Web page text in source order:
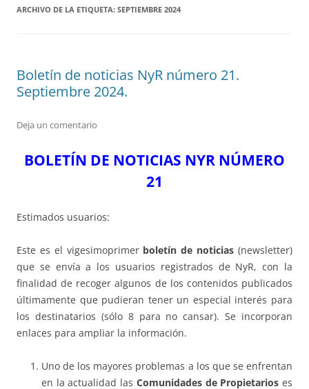
ARCHIVO DE LA ETIQUETA: SEPTIEMBRE 2024
Boletín de noticias NyR número 21.
Septiembre 2024.
Deja un comentario
BOLETÍN DE NOTICIAS NYR NÚMERO
21
Estimados usuarios:
Este es el vigesimoprimer boletín de noticias (newsletter)
que se envía a los usuarios registrados de NyR, con la
finalidad de recoger algunos de los contenidos publicados
últimamente que pudieran tener un especial interés para
los destinatarios (sólo 8 para no cansar). Se incorporan
enlaces para ampliar la información.
Uno de los mayores problemas a los que se enfrentan
en la actualidad las Comunidades de Propietarios es